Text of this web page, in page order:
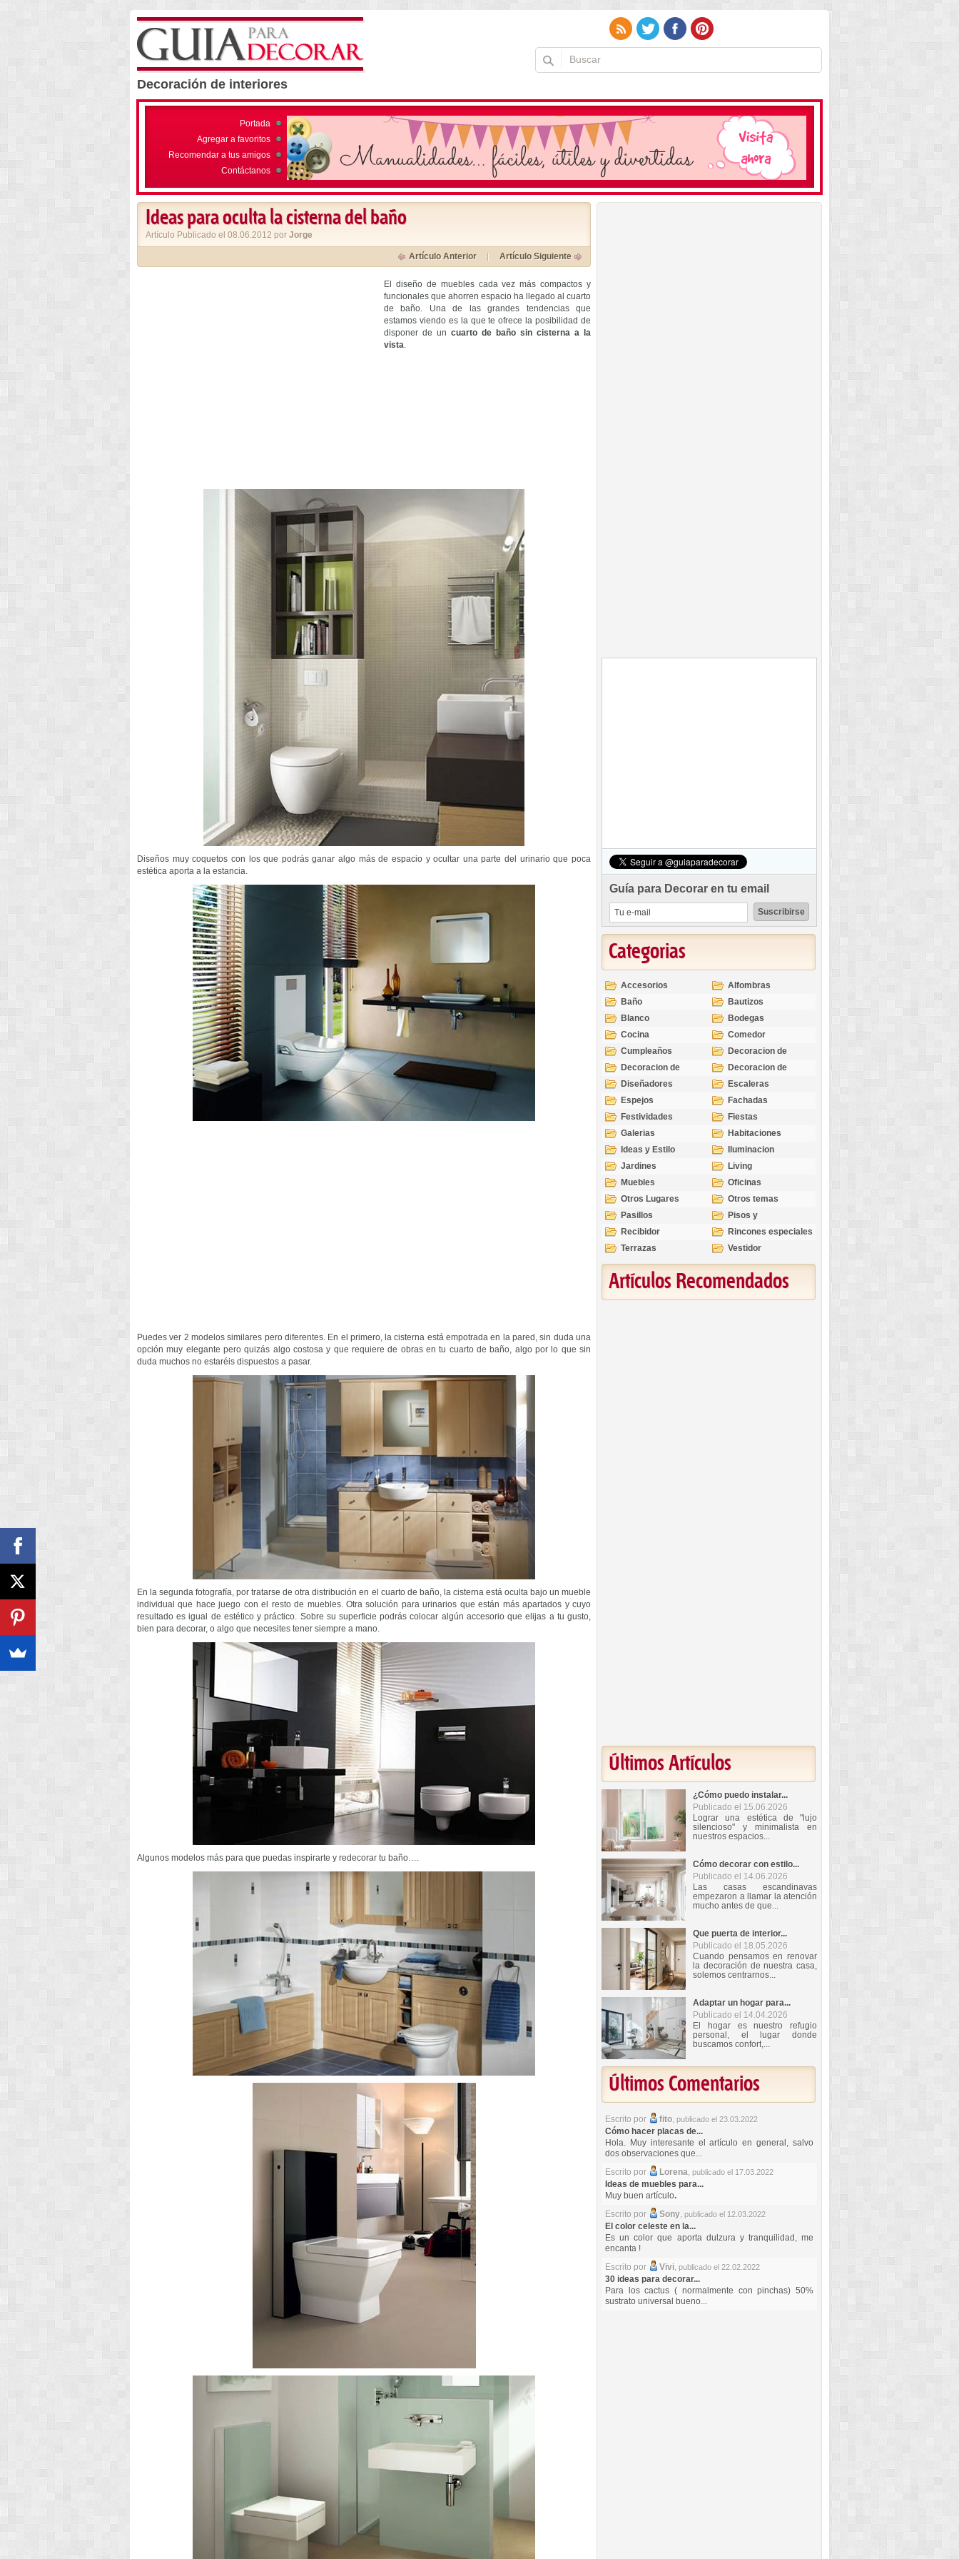
Decoración de interiores
Portada
Agregar a favoritos
Recomendar a tus amigos
Contáctanos
Ideas para oculta la cisterna del baño
Artículo Publicado el 08.06.2012 por Jorge
Artículo Anterior Artículo Siguiente
El diseño de muebles cada vez más compactos y
funcionales que ahorren espacio ha llegado al cuarto
de baño. Una de las grandes tendencias que
estamos viendo es la que te ofrece la posibilidad de
disponer de un cuarto de baño sin cisterna a la
vista.
Diseños muy coquetos con los que podrás ganar algo más de espacio y ocultar una parte del urinario que poca
estética aporta a la estancia.
Puedes ver 2 modelos similares pero diferentes. En el primero, la cisterna está empotrada en la pared, sin duda una
opción muy elegante pero quizás algo costosa y que requiere de obras en tu cuarto de baño, algo por lo que sin
duda muchos no estaréis dispuestos a pasar.
En la segunda fotografía, por tratarse de otra distribución en el cuarto de baño, la cisterna está oculta bajo un mueble
individual que hace juego con el resto de muebles. Otra solución para urinarios que están más apartados y cuyo
resultado es igual de estético y práctico. Sobre su superficie podrás colocar algún accesorio que elijas a tu gusto,
bien para decorar, o algo que necesites tener siempre a mano.
Algunos modelos más para que puedas inspirarte y redecorar tu baño….
Guía para Decorar en tu email
Categorias
Accesorios
Alfombras
Baño
Bautizos
Blanco
Bodegas
Cocina
Comedor
Cumpleaños
Decoracion de
Exteriores
Decoracion de
Interiores
Decoracion de
Ocasiones
Diseñadores
Escaleras
Espejos
Fachadas
Festividades
Fiestas
Galerias
Habitaciones
Ideas y Estilo
Iluminacion
Jardines
Living
Muebles
Oficinas
Otros Lugares
Otros temas
Pasillos
Pisos y
revestimientos
Recibidor
Rincones especiales
Terrazas
Vestidor
Artículos Recomendados
Últimos Artículos
¿Cómo puedo instalar...
Publicado el 15.06.2026
Lograr una estética de "lujo
silencioso" y minimalista en
nuestros espacios...
Cómo decorar con estilo...
Publicado el 14.06.2026
Las casas escandinavas
empezaron a llamar la atención
mucho antes de que...
Que puerta de interior...
Publicado el 18.05.2026
Cuando pensamos en renovar
la decoración de nuestra casa,
solemos centrarnos...
Adaptar un hogar para...
Publicado el 14.04.2026
El hogar es nuestro refugio
personal, el lugar donde
buscamos confort,...
Últimos Comentarios
Escrito por fito, publicado el 23.03.2022
Cómo hacer placas de...
Hola. Muy interesante el artículo en general, salvo
dos observaciones que...
Escrito por
Lorena, publicado el 17.03.2022
Ideas de muebles para...
Muy buen artículo.
Escrito por
Sony, publicado el 12.03.2022
El color celeste en la...
Es un color que aporta dulzura y tranquilidad, me
encanta !
Escrito por
Vivi, publicado el 22.02.2022
30 ideas para decorar...
Para los cactus ( normalmente con pinchas) 50%
sustrato universal bueno...